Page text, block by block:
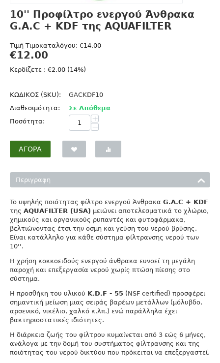
10'' Προφίλτρο ενεργού Άνθρακα
G.A.C + KDF της AQUAFILTER
Τιμή Τιμοκαταλόγου: €14.00
€12.00
Κερδίζετε : €2.00 (14%)
ΚΩΔΙΚΟΣ (SKU):
GACKDF10
Διαθεσιμότητα:
Σε Απόθεμα
Ποσότητα:
+
−
ΑΓΟΡΆ
Περιγραφη
To υψηλής ποιότητας φίλτρο ενεργού Άνθρακα G.A.C + KDF
της AQUAFILTER (USA) μειώνει αποτελεσματικά το χλώριο,
χημικούς και οργανικούς ρυπαντές και φυτοφάρμακα,
βελτιώνοντας έτσι την οσμη και γεύση του νερού βρύσης.
Είναι κατάλληλο για κάθε σύστημα φίλτρανσης νερού των
10''.
Η χρήση κοκκοειδούς ενεργού άνθρακα ευνοεί τη μεγάλη
παροχή και επεξεργασία νερού χωρίς πτώση πίεσης στο
σύστημα.
Η προσθήκη του υλικού Κ.D.F - 55 (NSF certified) προσφέρει
σημαντική μείωση μιας σειράς βαρέων μετάλλων (μόλυβδο,
αρσενικό, νικέλιο, χαλκό κ.λπ.) ενώ παράλληλα έχει
βακτηριοστατικές ιδιότητες.
Η διάρκεια ζωής του φίλτρου κυμαίνεται από 3 εώς 6 μήνες,
ανάλογα με την δομή του συστήματος φίλτρανσης και της
ποιότητας του νερού δικτύου που πρόκειται να επεξεργαστεί.